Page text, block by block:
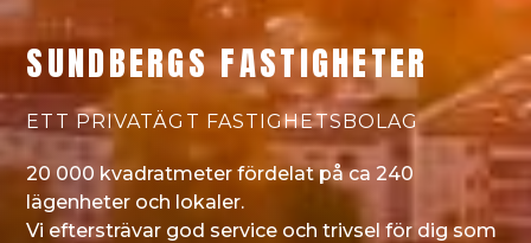
SUNDBERGS FASTIGHETER
FRÄSCHA LÄGENHETER
Bo i ett attraktivt område. Vi har egen personal
för fastighetsskötsel, underhåll och
administration.